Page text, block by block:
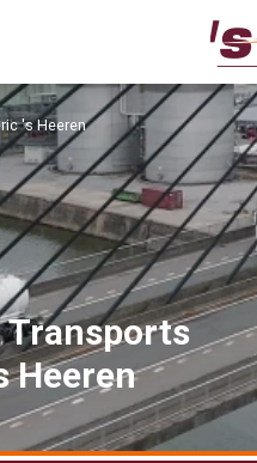
's Heeren
Transports
Heeren